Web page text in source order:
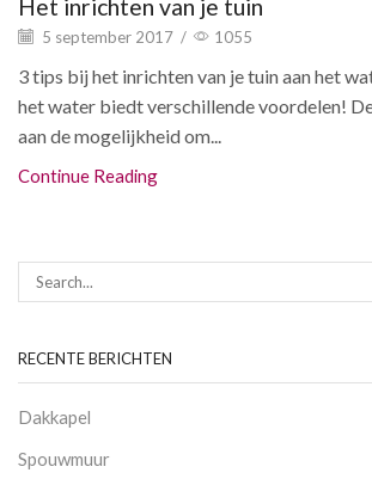
Het inrichten van je tuin
5 september 2017 / 1055
3 tips bij het inrichten van je tuin aan het
het water biedt verschillende voordelen!
aan de mogelijkheid om...
Continue Reading
RECENTE BERICHTEN
Dakkapel
Spouwmuur